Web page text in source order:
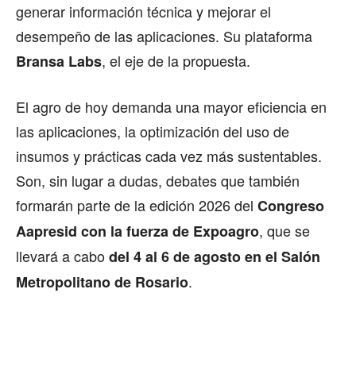
generar información técnica y mejorar el
desempeño de las aplicaciones. Su plataforma
Bransa Labs, el eje de la propuesta.
El agro de hoy demanda una mayor eficiencia en
las aplicaciones, la optimización del uso de
insumos y prácticas cada vez más sustentables.
Son, sin lugar a dudas, debates que también
formarán parte de la edición 2026 del Congreso
Aapresid con la fuerza de Expoagro, que se
llevará a cabodel 4 al 6 de agosto en el Salón
Metropolitano de Rosario.